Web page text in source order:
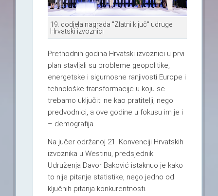
19. dodjela nagrada "Zlatni ključ" udruge
Hrvatski izvoznici
Prethodnih godina Hrvatski izvoznici u prvi
plan stavljali su probleme geopolitike,
energetske i sigurnosne ranjivosti Europe i
tehnološke transformacije u koju se
trebamo uključiti ne kao pratitelji, nego
predvodnici, a ove godine u fokusu im je i
– demografija.
Na jučer održanoj 21. Konvenciji Hrvatskih
izvoznika u Westinu, predsjednik
Udruženja Davor Baković istaknuo je kako
to nije pitanje statistike, nego jedno od
ključnih pitanja konkurentnosti.